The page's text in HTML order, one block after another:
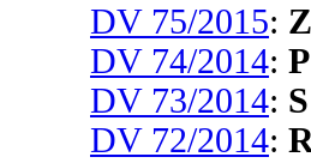
DV 75/2015:
DV 74/2014:
DV 73/2014:
DV 72/2014: